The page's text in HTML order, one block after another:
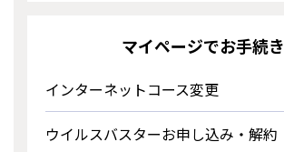
マイページでお手続き
インターネットコース変更
ウイルスバスターお申し込み・解約